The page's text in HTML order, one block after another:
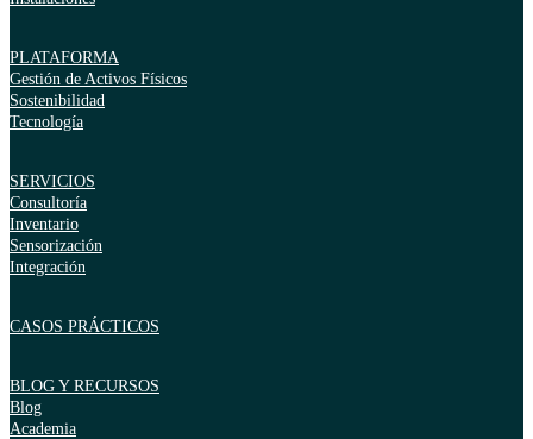
PLATAFORMA
Gestión de Activos Físicos
Sostenibilidad
Tecnología
SERVICIOS
Consultoría
Inventario
Sensorización
Integración
CASOS PRÁCTICOS
BLOG Y RECURSOS
Blog
Academia